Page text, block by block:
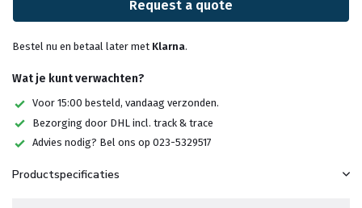
Request a quote
Bestel nu en betaal later met Klarna.
Wat je kunt verwachten?
Voor 15:00 besteld, vandaag verzonden.
Bezorging door DHL incl. track & trace
Advies nodig? Bel ons op 023-5329517
Productspecificaties